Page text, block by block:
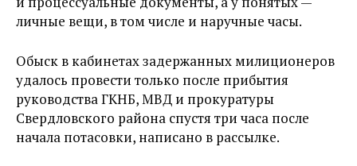
личные вещи, в том числе и наручные часы.
Обыск в кабинетах задержанных милиционеров
удалось провести только после прибытия
руководства ГКНБ, МВД и прокуратуры
Свердловского района спустя три часа после
начала потасовки, написано в рассылке.